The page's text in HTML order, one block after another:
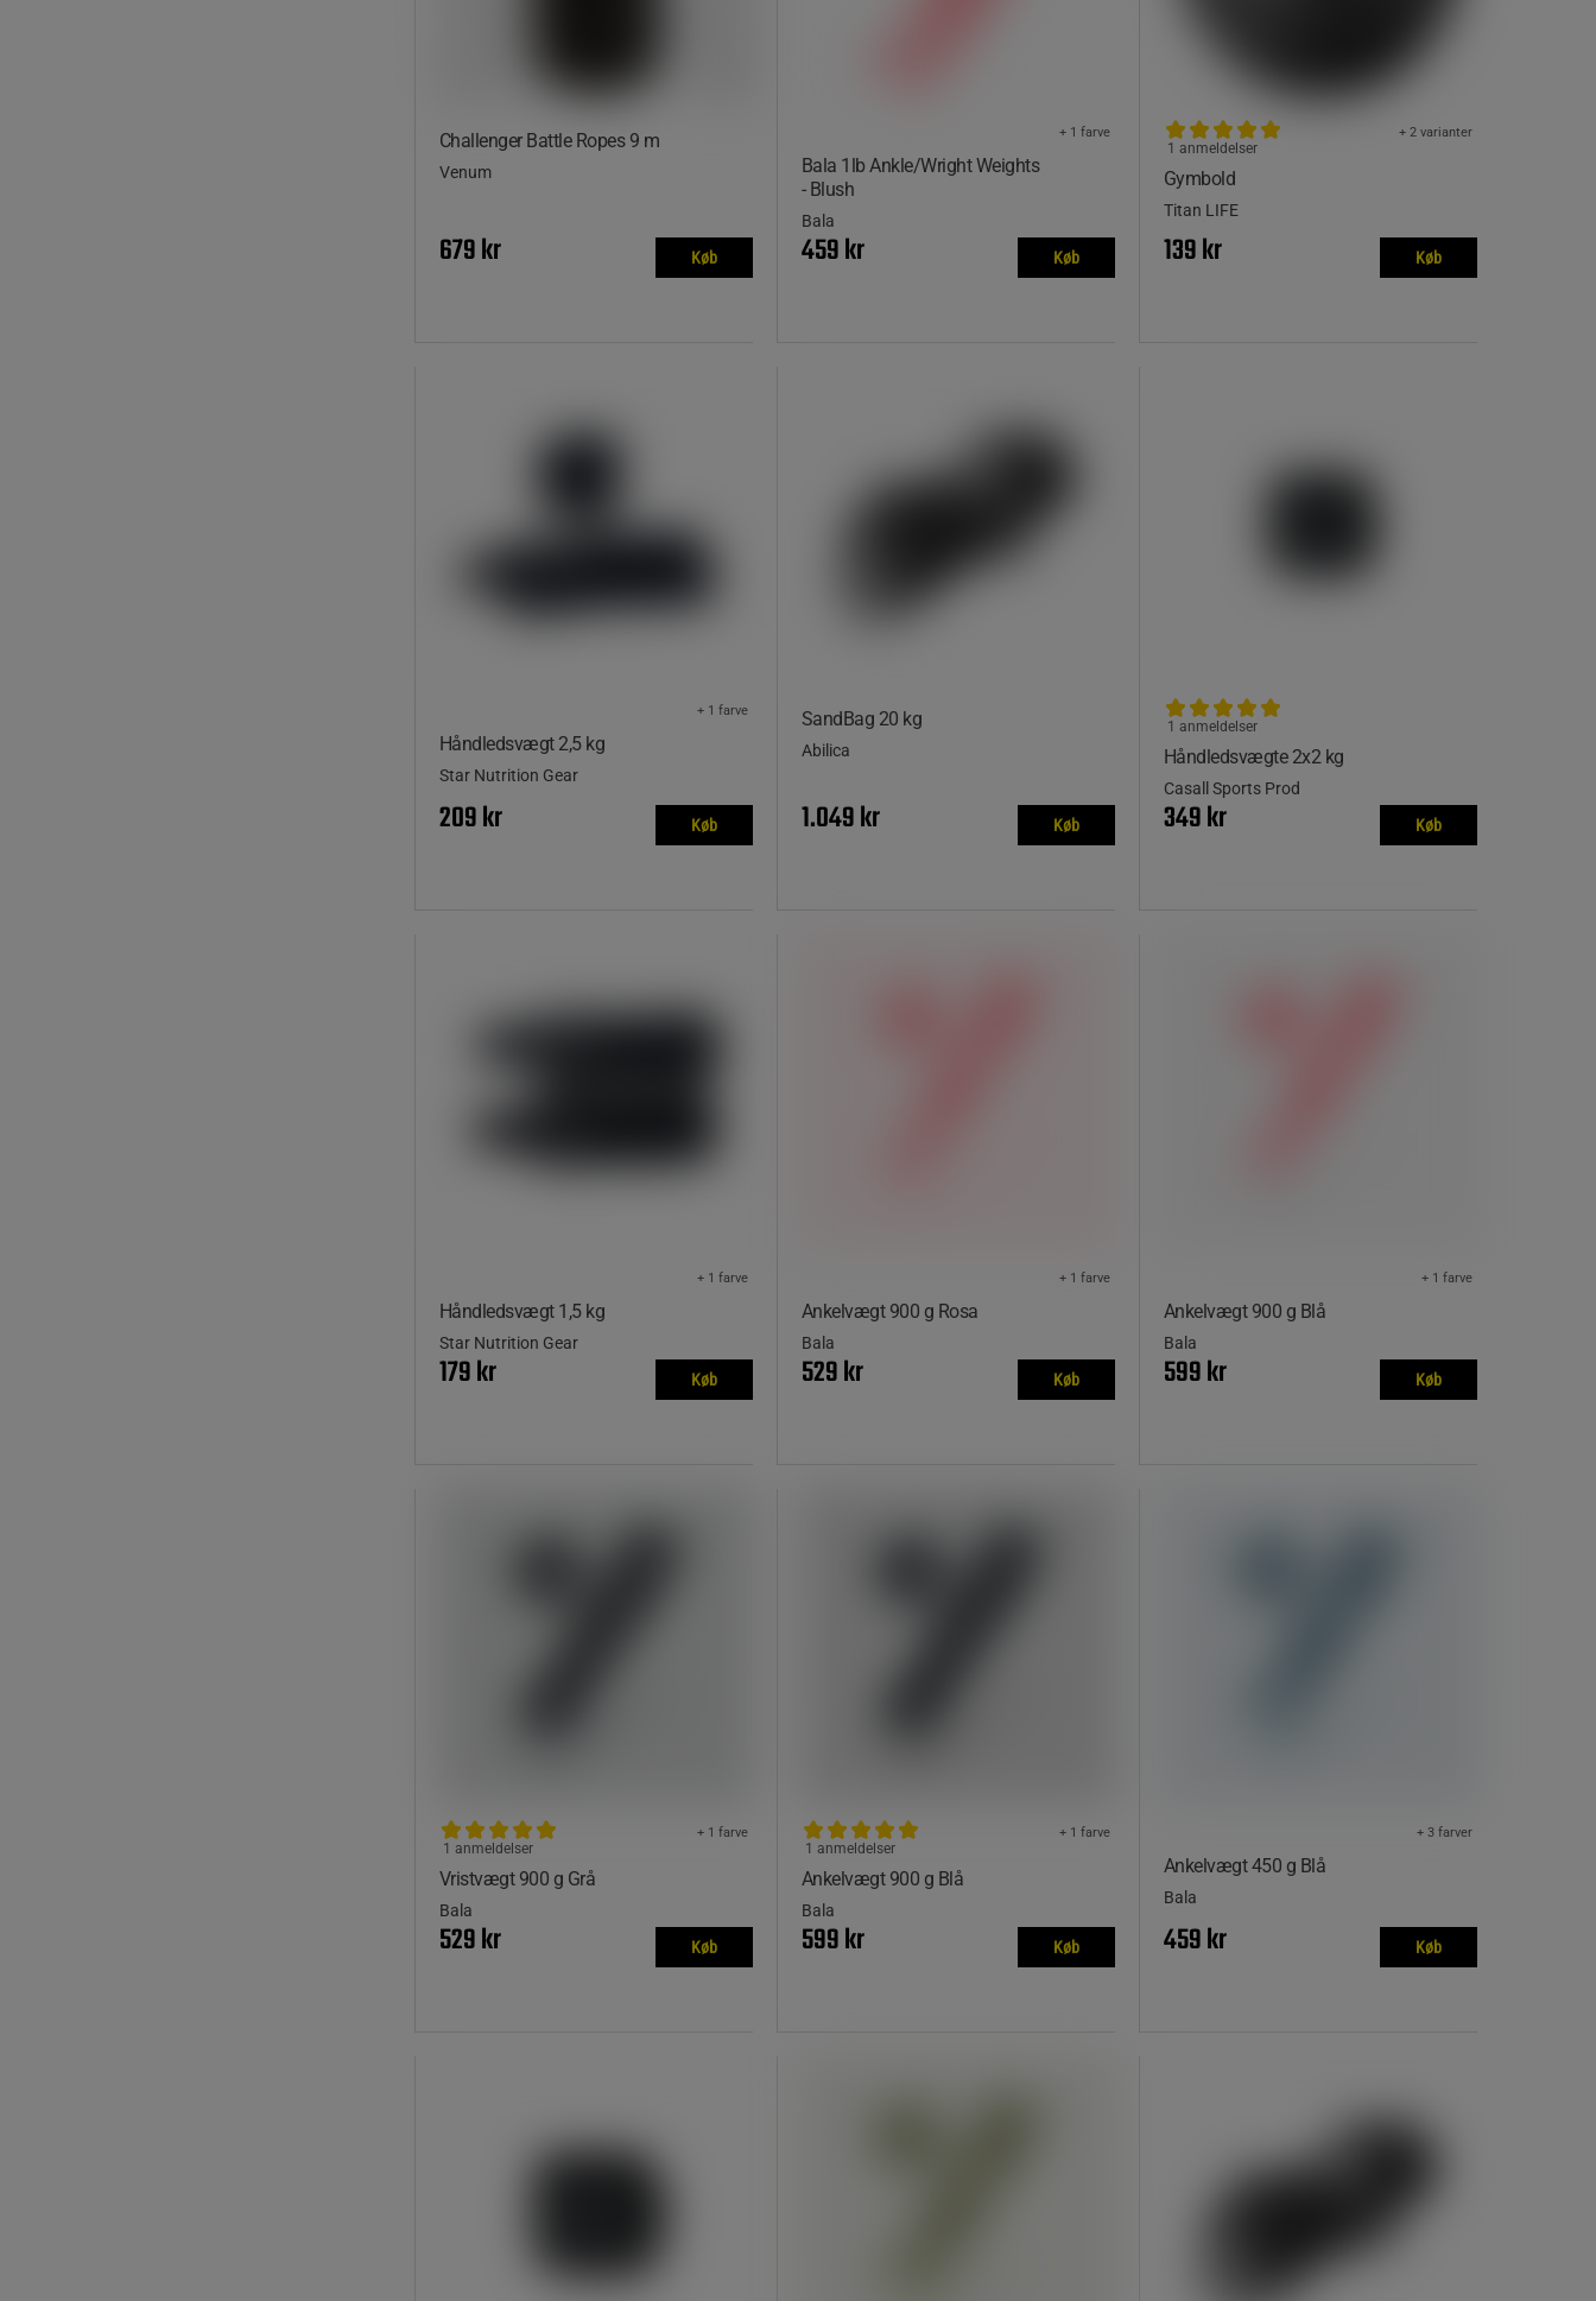
Challenger Battle Ropes 9 m
Venum
679 kr Køb
Bala 1lb Ankle/Wright Weights
- Blush
+ 1 farve
Bala
459 kr Køb
Gymbold
+ 2 varianter
1 anmeldelser
Titan LIFE
139 kr Køb
Håndledsvægt 2,5 kg
+ 1 farve
Star Nutrition Gear
209 kr Køb
SandBag 20 kg
Abilica
1.049 kr Køb
Håndledsvægte 2x2 kg
1 anmeldelser
Casall Sports Prod
349 kr Køb
Håndledsvægt 1,5 kg
+ 1 farve
Star Nutrition Gear
179 kr Køb
Ankelvægt 900 g Rosa
+ 1 farve
Bala
529 kr Køb
Ankelvægt 900 g Blå
+ 1 farve
Bala
599 kr Køb
Vristvægt 900 g Grå
+ 1 farve
1 anmeldelser
Bala
529 kr Køb
Ankelvægt 900 g Blå
+ 1 farve
1 anmeldelser
Bala
599 kr Køb
Ankelvægt 450 g Blå
+ 3 farver
Bala
459 kr Køb